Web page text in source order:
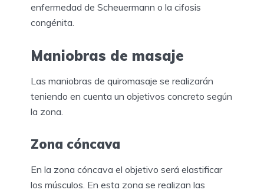
enfermedad de Scheuermann o la cifosis
congénita.
Maniobras de masaje
Las maniobras de quiromasaje se realizarán
teniendo en cuenta un objetivos concreto según
la zona.
Zona cóncava
En la zona cóncava el objetivo será elastificar
los músculos. En esta zona se realizan las